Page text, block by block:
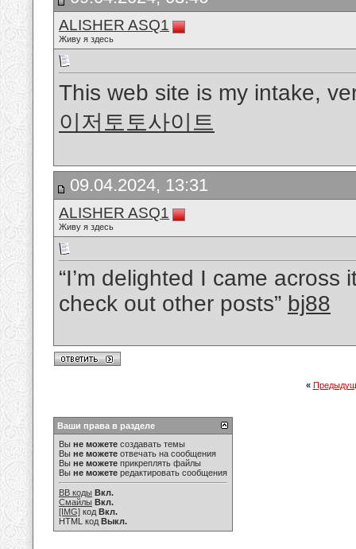
ALISHER ASQ1
Живу я здесь
This web site is my intake,
이저토토사이트
09.04.2024, 13:31
ALISHER ASQ1
Живу я здесь
“I’m delighted I came across
check out other posts” bj88
«
Ваши права в разделе
Вы не можете создавать темы
Вы не можете отвечать на сообщения
Вы не можете прикреплять файлы
Вы не можете редактировать сообщения
BB коды Вкл.
Смайлы Вкл.
[IMG] код Вкл.
HTML код Выкл.